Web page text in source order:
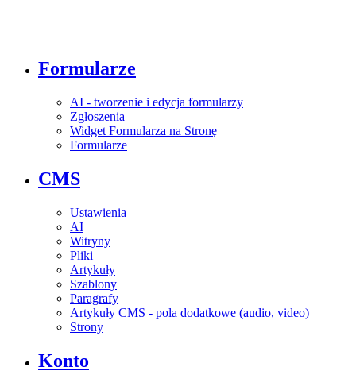
Formularze
AI - tworzenie i edycja formularzy
Zgłoszenia
Widget Formularza na Stronę
Formularze
CMS
Ustawienia
AI
Witryny
Pliki
Artykuły
Szablony
Paragrafy
Artykuły CMS - pola dodatkowe (audio, video)
Strony
Konto